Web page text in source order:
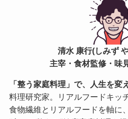
清水 康行(しみず や
主宰・食材監修・味見
「整う家庭料理」で、人生を変
料理研究家。リアルフードキッ
食物繊維とリアルフードを軸に、